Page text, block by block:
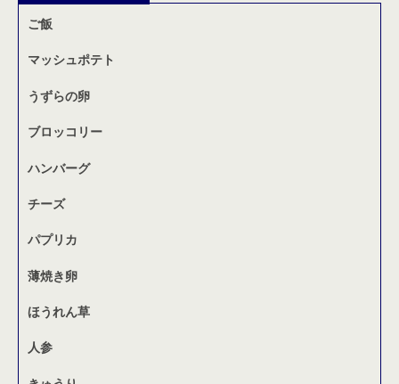
ご飯
マッシュポテト
うずらの卵
ブロッコリー
ハンバーグ
チーズ
パプリカ
薄焼き卵
ほうれん草
人参